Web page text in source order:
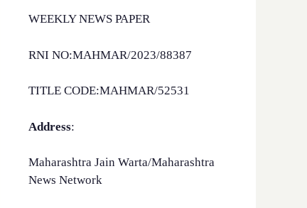
WEEKLY NEWS PAPER
RNI NO:MAHMAR/2023/88387
TITLE CODE:MAHMAR/52531
Address:
Maharashtra Jain Warta/Maharashtra
News Network